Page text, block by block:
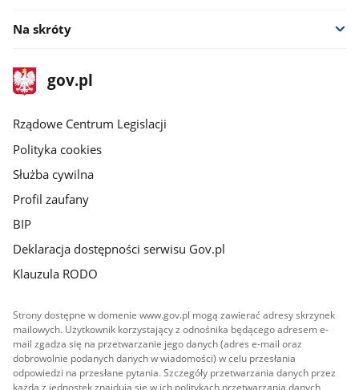
Na skróty
stopka
gov.plStrona
gov.pl
Rządowe Centrum Legislacji
Polityka cookies
Służba cywilna
Profil zaufany
BIP
Deklaracja dostępności serwisu Gov.pl
Klauzula RODO
Strony dostępne w domenie www.gov.pl mogą zawierać adresy skrzynek
mailowych. Użytkownik korzystający z odnośnika będącego adresem e-
mail zgadza się na przetwarzanie jego danych (adres e-mail oraz
dobrowolnie podanych danych w wiadomości) w celu przesłania
odpowiedzi na przesłane pytania. Szczegóły przetwarzania danych przez